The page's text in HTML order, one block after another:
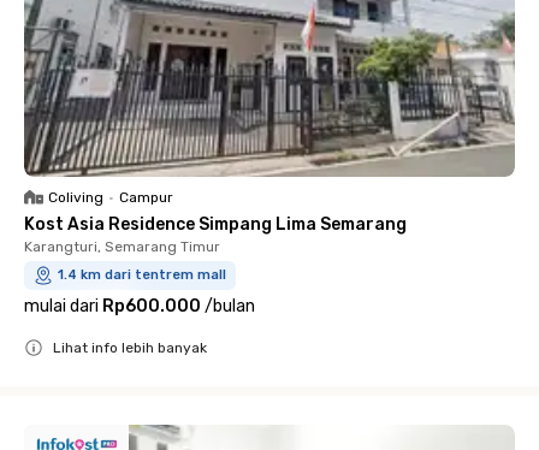
Coliving • Campur
Kost Asia Residence Simpang Lima Semarang
Karangturi, Semarang Timur
1.4 km dari tentrem mall
mulai dari Rp600.000 /bulan
Lihat info lebih banyak